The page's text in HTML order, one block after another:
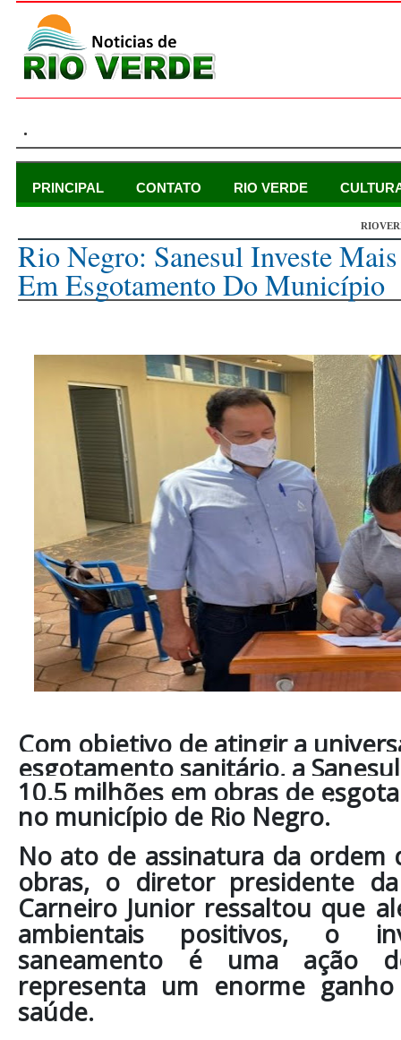
.
PRINCIPAL CONTATO RIO VERDE
Rio Negro: Sanesul Investe
Em Esgotamento Do Município
Com objetivo de atingir a
esgotamento sanitário, a
10,5 milhões em obras de
no município de Rio Negro.
No ato de assinatura da ordem
obras, o diretor presidente
Carneiro Junior ressaltou que
ambientais positivos, o
saneamento é uma ação
representa um enorme
saúde.